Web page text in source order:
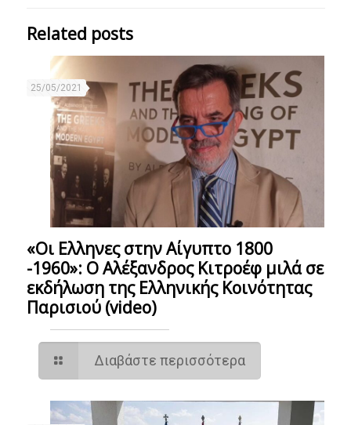
Related posts
25/05/2021
«Οι Ελληνες στην Αίγυπτο 1800
-1960»: Ο Αλέξανδρος Κιτροέφ μιλά σε
εκδήλωση της Ελληνικής Κοινότητας
Παρισιού (video)
Διαβάστε περισσότερα